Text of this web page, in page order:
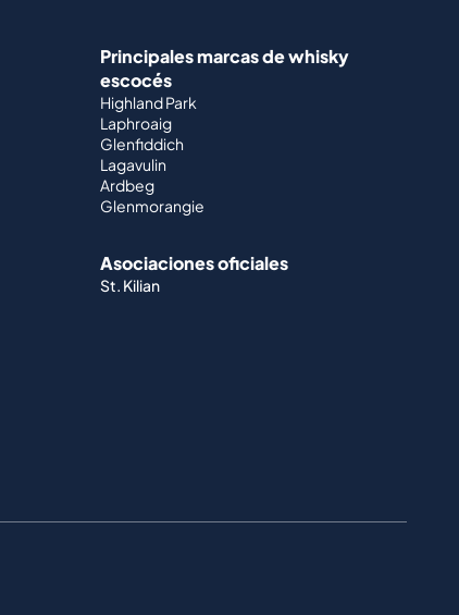
Principales marcas de whisky
escocés
Highland Park
Laphroaig
Glenfiddich
Lagavulin
Ardbeg
Glenmorangie
Asociaciones oficiales
St. Kilian